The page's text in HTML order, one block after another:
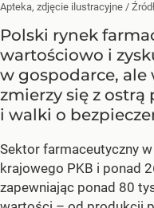
Apteka, zdjęcie ilustracyjne /
Polski rynek
wartościowo i
w gospodarce, ale
zmierzy się z
i walki o
Sektor farmaceutyczny
krajowego PKB i ponad
zapewniając ponad 80